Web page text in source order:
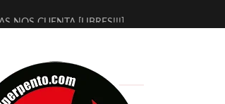
NOS CUENTA [LIBRES!!!]
GUERRERO ZAMORA
DIRECTOR TEATRAL CLAUDIO TOLCACHIR